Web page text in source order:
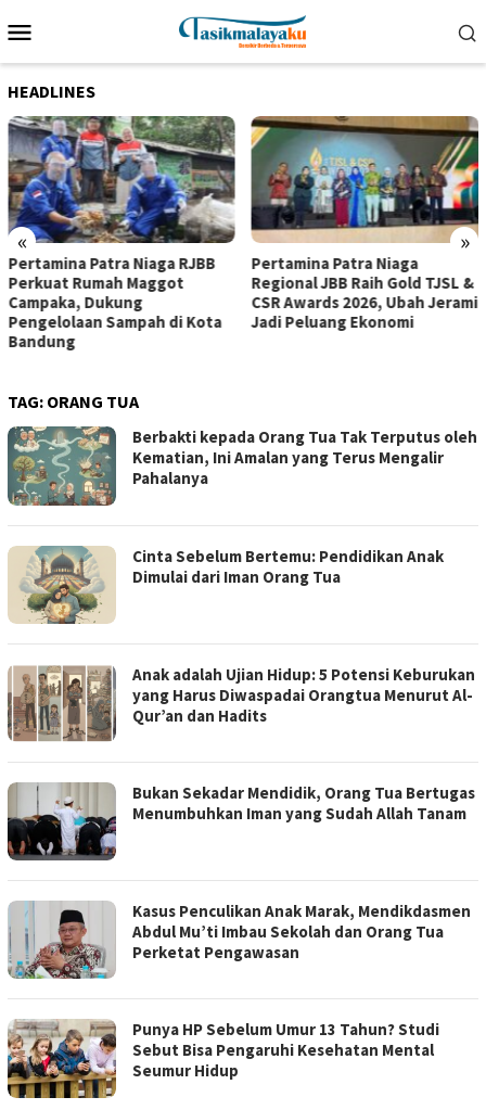
ke
Mobile
HEADLINES
« »
Pertamina Patra Niaga RJBB
Perkuat Rumah Maggot
Campaka, Dukung
Pengelolaan Sampah di Kota
Bandung
Pertamina Patra Niaga
Regional JBB Raih Gold TJSL &
CSR Awards 2026, Ubah Jerami
Jadi Peluang Ekonomi
TAG: ORANG TUA
Berbakti kepada Orang Tua Tak Terputus oleh
Kematian, Ini Amalan yang Terus Mengalir
Pahalanya
Cinta Sebelum Bertemu: Pendidikan Anak
Dimulai dari Iman Orang Tua
Anak adalah Ujian Hidup: 5 Potensi Keburukan
yang Harus Diwaspadai Orangtua Menurut Al-
Qur’an dan Hadits
Bukan Sekadar Mendidik, Orang Tua Bertugas
Menumbuhkan Iman yang Sudah Allah Tanam
Kasus Penculikan Anak Marak, Mendikdasmen
Abdul Mu’ti Imbau Sekolah dan Orang Tua
Perketat Pengawasan
Punya HP Sebelum Umur 13 Tahun? Studi
Sebut Bisa Pengaruhi Kesehatan Mental
Seumur Hidup